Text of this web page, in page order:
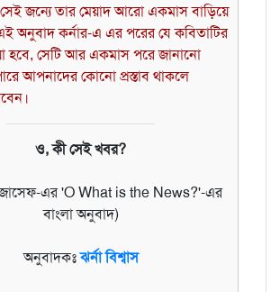
জন্যে তার মেয়াদ আরো একমাস বাড়িয়ে
অনুবাদ কর্নার-এ এর পরের যে কবিতাটির
হবে, সেটি আর একমাস পরে জানানো
আপনাদের কোনো প্রস্তাব থাকলে
ও, কী সেই খবর?
এর 'O What is the News?'-এর
বাংলা অনুবাদ)
অনুবাদকঃঝর্না বিশ্বাস